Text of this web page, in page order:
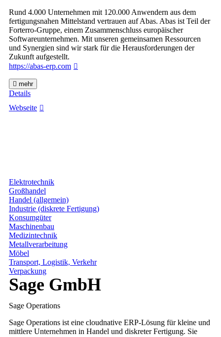
Rund 4.000 Unternehmen mit 120.000 Anwendern aus dem
fertigungsnahen Mittelstand vertrauen auf Abas. Abas ist Teil der
Forterro-Gruppe, einem Zusammenschluss europäischer
Softwareunternehmen. Mit unseren gemeinsamen Ressourcen
und Synergien sind wir stark für die Herausforderungen der
Zukunft aufgestellt.
https://abas-erp.com
mehr
Details
Webseite
Elektrotechnik
Großhandel
Handel (allgemein)
Industrie (diskrete Fertigung)
Konsumgüter
Maschinenbau
Medizintechnik
Metallverarbeitung
Möbel
Transport, Logistik, Verkehr
Verpackung
Sage GmbH
Sage Operations
Sage Operations ist eine cloudnative ERP-Lösung für kleine und
mittlere Unternehmen in Handel und diskreter Fertigung. Sie